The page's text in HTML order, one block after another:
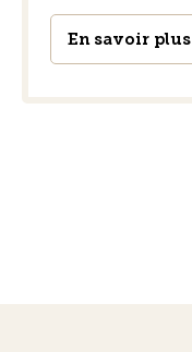
En savoir plus